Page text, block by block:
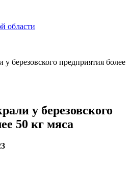
области
березовского предприятия более
у березовского
50 кг мяса